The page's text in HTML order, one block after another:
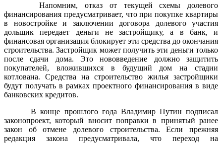
Напомним, отказ от текущей схемы долевого
финансирования предусматривает, что при покупке квартиры
в новостройке и заключении договора долевого участия
дольщик передает деньги не застройщику, а в банк, и
финансовая организация блокирует эти средства до окончания
строительства. Застройщик может получить эти деньги только
после сдачи дома. Это нововведение должно защитить
покупателей, вложившихся в будущий дом на стадии
котлована. Средства на строительство жилья застройщики
будут получать в рамках проектного финансирования в виде
банковских кредитов.
В конце прошлого года Владимир Путин подписал
законопроект, который вносит поправки в принятый ранее
закон об отмене долевого строительства. Если прежняя
редакция закона предусматривала, что переход на